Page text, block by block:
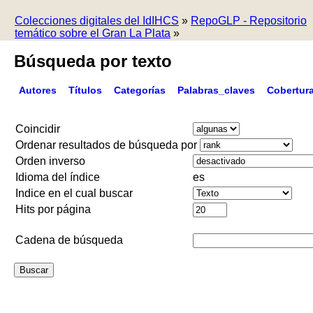
Colecciones digitales del IdIHCS » RepoGLP - Repositorio
temático sobre el Gran La Plata »
Búsqueda por texto
Autores Títulos Categorías Palabras_claves
Coincidir
Ordenar resultados de búsqueda por
Orden inverso
Idioma del índice
es
Indice en el cual buscar
Hits por página
Cadena de búsqueda